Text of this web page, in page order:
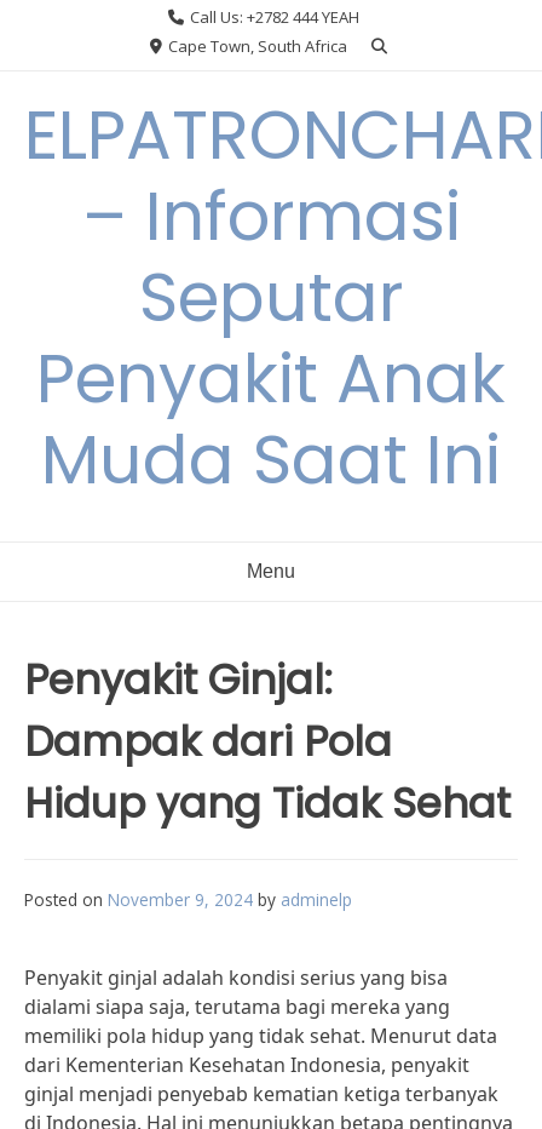
Call Us: +2782 444 YEAH
Cape Town, South Africa
– Informasi
Seputar
Penyakit Anak
Muda Saat Ini
Menu
Penyakit Ginjal:
Dampak dari Pola
Hidup yang Tidak Sehat
Posted on November 9, 2024 by adminelp
Penyakit ginjal adalah kondisi serius yang bisa
dialami siapa saja, terutama bagi mereka yang
memiliki pola hidup yang tidak sehat. Menurut data
dari Kementerian Kesehatan Indonesia, penyakit
ginjal menjadi penyebab kematian ketiga terbanyak
di Indonesia. Hal ini menunjukkan betapa pentingnya